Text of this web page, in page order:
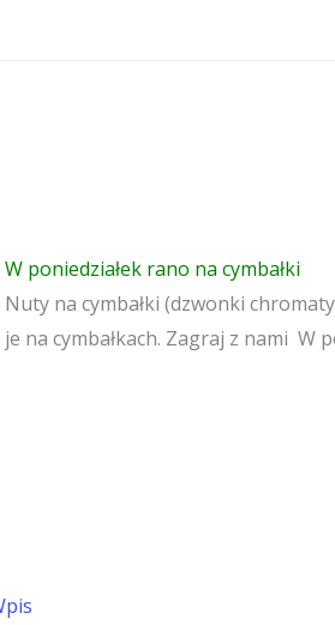
W poniedziałek rano na cymbałki
Nuty na cymbałki (dzwonki
je na cymbałkach. Zagraj z nami W